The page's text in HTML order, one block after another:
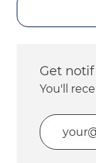
Get
You'll
Enter